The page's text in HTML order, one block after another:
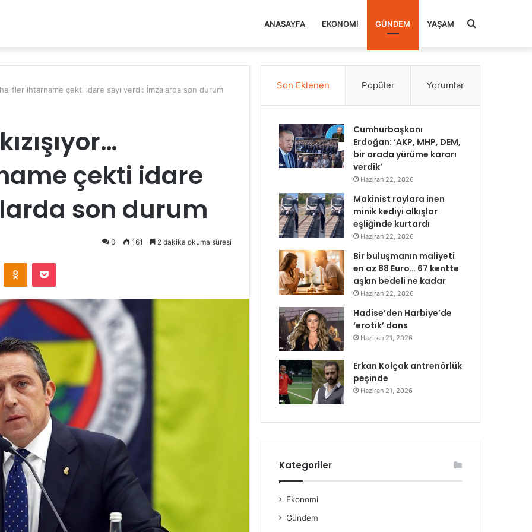
ANASAYFA EKONOMI GÜNDEM YAŞAM Arama
ihtarname çekti idare sayı verdi: İmzalarda son durum
çekti idare
son durum
0 161 2 dakika okuma süresi
Odnoklassniki
Pocket
Son Eklenen Popüler Yorumlar
Cumhurbaşkanı
Erdoğan: ‘AKP, MHP, DEM,
bir arada yürüme kararı
verdik’
Haziran 22, 2026
Makinist raylara inen
minik kediyi alkışlar
eşliğinde kurtardı
Haziran 22, 2026
Bir buluşmanın maliyeti
en az 88 Euro… 67 kentte
aşkın bedeli ne kadar
Haziran 22, 2026
Hadise’den Harbiye’de
‘erotik’ dans
Haziran 21, 2026
Erkan Kolçak antrenörlük
peşinde
Haziran 21, 2026
Kategoriler
Ekonomi
Gündem